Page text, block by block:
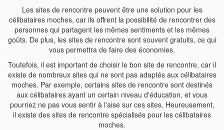
Les sites de rencontre peuvent être une solution pour les
célibataires moches, car ils offrent la possibilité de rencontrer des
personnes qui partagent les mêmes sentiments et les mêmes
goûts. De plus, les sites de rencontre sont souvent gratuits, ce qui
vous permettra de faire des économies.
Toutefois, il est important de choisir le bon site de rencontre, car il
existe de nombreux sites qui ne sont pas adaptés aux célibataires
moches. Par exemple, certains sites de rencontre sont destinés
aux célibataires ayant un certain niveau d'éducation, et vous
pourriez ne pas vous sentir à l'aise sur ces sites. Heureusement,
il existe des sites de rencontre spécialisés pour les célibataires
moches.